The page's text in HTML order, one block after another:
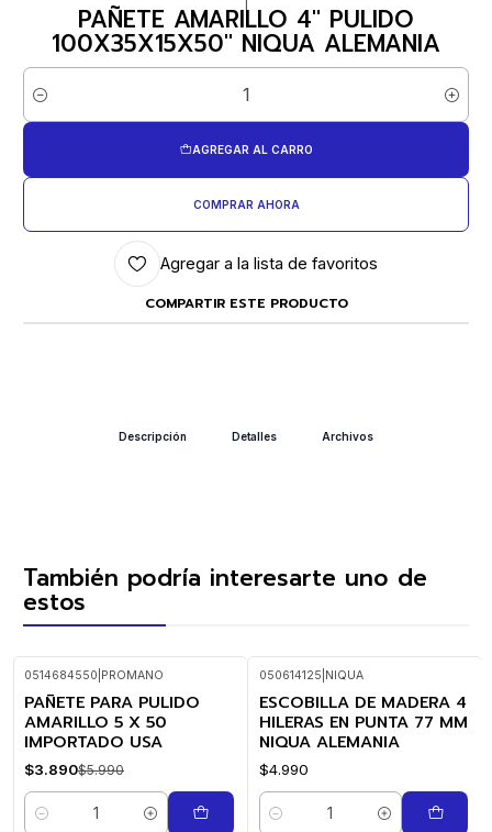
PAÑETE AMARILLO 4" PULIDO
100X35X15X50" NIQUA ALEMANIA
Cantidad
AGREGAR AL CARRO
COMPRAR AHORA
Agregar a la lista de favoritos
COMPARTIR ESTE PRODUCTO
Descripción Detalles Archivos
También podría interesarte uno de
estos
-35%
OFF
0514684550 PROMANO
PAÑETE PARA PULIDO
AMARILLO 5 X 50
IMPORTADO USA
$3.890$5.990
Cantidad
050614125 NIQUA
ESCOBILLA DE MADERA 4
HILERAS EN PUNTA 77 MM
NIQUA ALEMANIA
$4.990
Cantidad